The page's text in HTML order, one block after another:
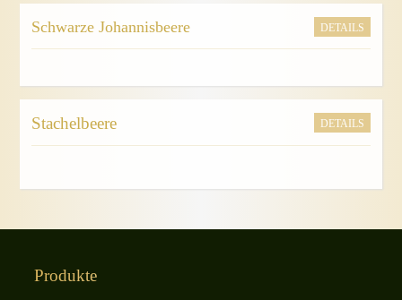
Schwarze Johannisbeere DETAILS
Stachelbeere DETAILS
Produkte